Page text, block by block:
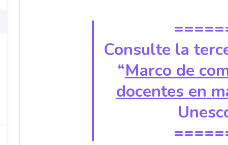
Consulte la
“Marco de
docentes en